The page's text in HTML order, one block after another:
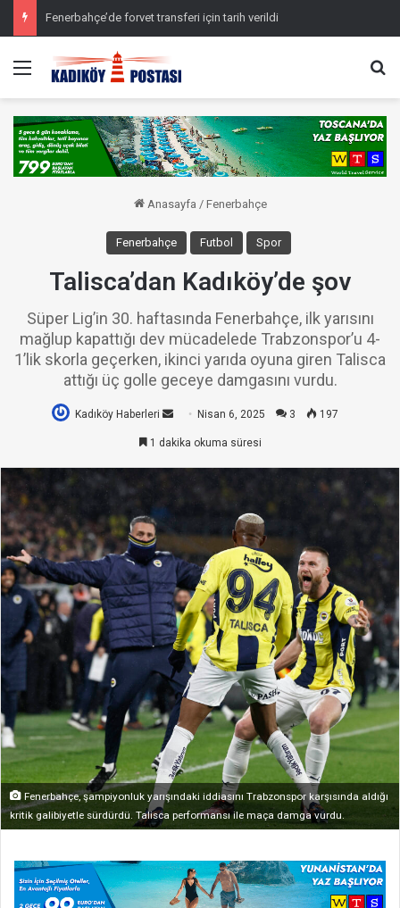
Fenerbahçe’de forvet transferi için tarih verildi
Menü
Anasayfa / Fenerbahçe
Fenerbahçe Futbol Spor
Talisca’dan Kadıköy’de şov
Süper Lig’in 30. haftasında Fenerbahçe, ilk yarısını
mağlup kapattığı dev mücadelede Trabzonspor’u 4-
1’lik skorla geçerken, ikinci yarıda oyuna giren Talisca
attığı üç golle geceye damgasını vurdu.
Kadıköy Haberleri
Bir
e-
göndermek
Nisan 6, 2025 3 197
1 dakika okuma süresi
Fenerbahçe, şampiyonluk yarışındaki iddiasını Trabzonspor karşısında aldığı
kritik galibiyetle sürdürdü. Talisca performansı ile maça damga vurdu.